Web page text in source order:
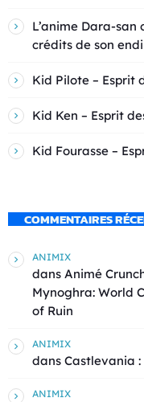
L’anime Dara-
crédits de son
Kid Pilote – Esprit
Kid Ken – Esprit
Kid Fourasse –
COMMENTAIRES
ANIMIX
dans Animé
Mynoghra: World
of Ruin
ANIMIX
dans Castlevania
ANIMIX